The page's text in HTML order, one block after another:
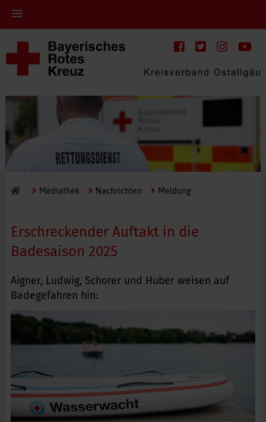
Mediathek Nachrichten Meldung
Erschreckender Auftakt in die
Badesaison 2025
Aigner, Ludwig, Schorer und Huber weisen auf
Badegefahren hin: